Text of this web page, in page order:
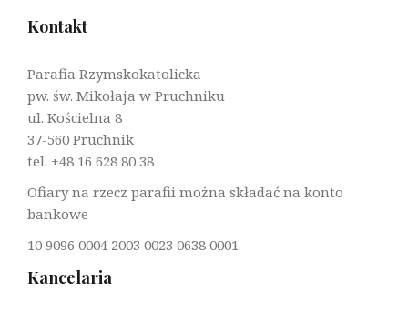
Kontakt
Parafia Rzymskokatolicka
pw. św. Mikołaja w Pruchniku
ul. Kościelna 8
37-560 Pruchnik
tel. +48 16 628 80 38
Ofiary na rzecz parafii można składać na konto
bankowe
10 9096 0004 2003 0023 0638 0001
Kancelaria